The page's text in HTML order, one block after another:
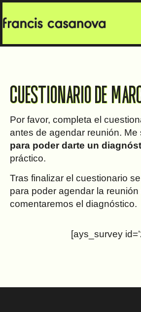
CUESTIONARIO DE
Por favor, completa el
antes de agendar reunión. Me
para poder darte un
práctico.
Tras finalizar el cuestionario
para poder agendar la
comentaremos el diagnóstico.
[ays_survey